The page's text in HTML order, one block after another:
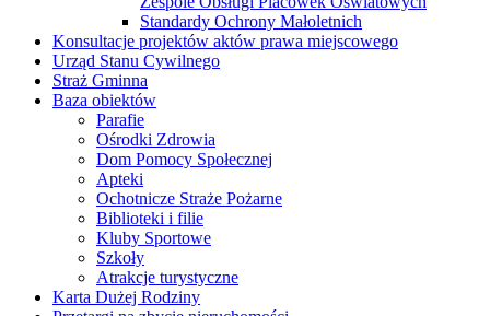
Standardy Ochrony Małoletnich
Konsultacje projektów aktów prawa miejscowego
Urząd Stanu Cywilnego
Straż Gminna
Baza obiektów
Parafie
Ośrodki Zdrowia
Dom Pomocy Społecznej
Apteki
Ochotnicze Straże Pożarne
Biblioteki i filie
Kluby Sportowe
Szkoły
Atrakcje turystyczne
Karta Dużej Rodziny